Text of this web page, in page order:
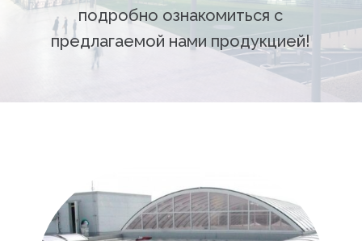
подробно ознакомиться с
предлагаемой нами продукцией!